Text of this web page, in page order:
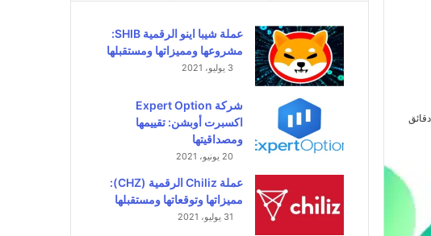
عملة شيبا اينو الرقمية SHIB:
مشروعها ومميزاتها ومستقبلها
3 يوليو، 2021
شركة Expert Option
اكسبرت أوبشن: تقييمها
ومصداقيتها
20 يونيو، 2021
عملة Chiliz الرقمية (CHZ):
مميزاتها وتوقعاتها ومستقبلها
31 يوليو، 2021